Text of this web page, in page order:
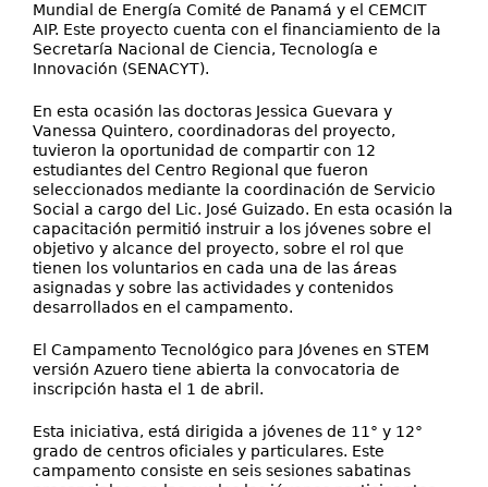
Mundial de Energía Comité de Panamá y el CEMCIT
AIP. Este proyecto cuenta con el financiamiento de la
Secretaría Nacional de Ciencia, Tecnología e
Innovación (SENACYT).
En esta ocasión las doctoras Jessica Guevara y
Vanessa Quintero, coordinadoras del proyecto,
tuvieron la oportunidad de compartir con 12
estudiantes del Centro Regional que fueron
seleccionados mediante la coordinación de Servicio
Social a cargo del Lic. José Guizado. En esta ocasión la
capacitación permitió instruir a los jóvenes sobre el
objetivo y alcance del proyecto, sobre el rol que
tienen los voluntarios en cada una de las áreas
asignadas y sobre las actividades y contenidos
desarrollados en el campamento.
El Campamento Tecnológico para Jóvenes en STEM
versión Azuero tiene abierta la convocatoria de
inscripción hasta el 1 de abril.
Esta iniciativa, está dirigida a jóvenes de 11° y 12°
grado de centros oficiales y particulares. Este
campamento consiste en seis sesiones sabatinas